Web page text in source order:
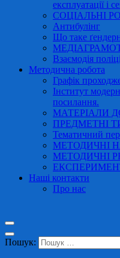
експлуатації і
СОЦІАЛЬНІ
Антибулінг
Що таке
Взаємодія
Методична робота
Графік
Інститут
посилання.
МАТЕРІАЛИ
ПРЕДМЕТНІ
Тематичний
МЕТОДИЧНІ
МЕТОДИЧНІ
Наші контакти
Про нас
Пошук: